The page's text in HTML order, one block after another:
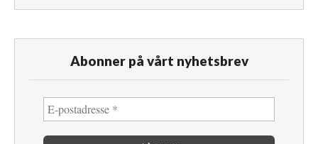
Abonner på vårt nyhetsbrev